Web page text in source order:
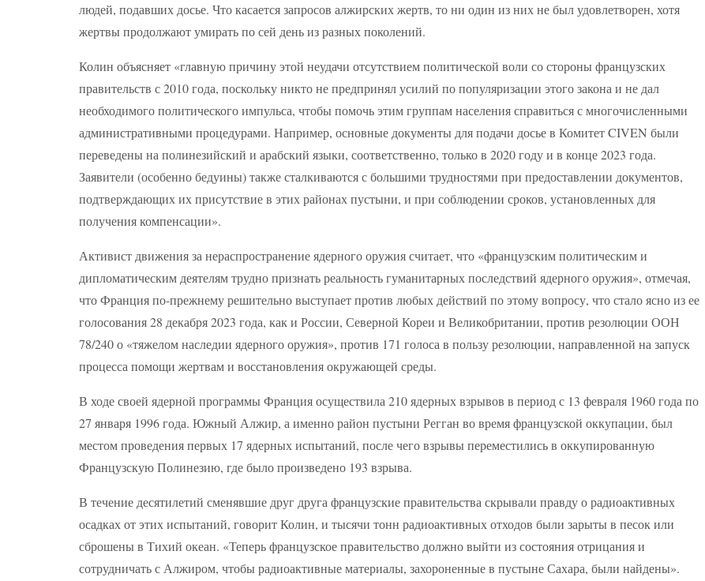
людей, подавших досье. Что касается запросов алжирских жертв, то ни один из них не был удовлетворен, хотя
жертвы продолжают умирать по сей день из разных поколений.
Колин объясняет «главную причину этой неудачи отсутствием политической воли со стороны французских
правительств с 2010 года, поскольку никто не предпринял усилий по популяризации этого закона и не дал
необходимого политического импульса, чтобы помочь этим группам населения справиться с многочисленными
административными процедурами. Например, основные документы для подачи досье в Комитет CIVEN были
переведены на полинезийский и арабский языки, соответственно, только в 2020 году и в конце 2023 года.
Заявители (особенно бедуины) также сталкиваются с большими трудностями при предоставлении документов,
подтверждающих их присутствие в этих районах пустыни, и при соблюдении сроков, установленных для
получения компенсации».
Активист движения за нераспространение ядерного оружия считает, что «французским политическим и
дипломатическим деятелям трудно признать реальность гуманитарных последствий ядерного оружия», отмечая,
что Франция по-прежнему решительно выступает против любых действий по этому вопросу, что стало ясно из ее
голосования 28 декабря 2023 года, как и России, Северной Кореи и Великобритании, против резолюции ООН
78/240 о «тяжелом наследии ядерного оружия», против 171 голоса в пользу резолюции, направленной на запуск
процесса помощи жертвам и восстановления окружающей среды.
В ходе своей ядерной программы Франция осуществила 210 ядерных взрывов в период с 13 февраля 1960 года по
27 января 1996 года. Южный Алжир, а именно район пустыни Регган во время французской оккупации, был
местом проведения первых 17 ядерных испытаний, после чего взрывы переместились в оккупированную
Французскую Полинезию, где было произведено 193 взрыва.
В течение десятилетий сменявшие друг друга французские правительства скрывали правду о радиоактивных
осадках от этих испытаний, говорит Колин, и тысячи тонн радиоактивных отходов были зарыты в песок или
сброшены в Тихий океан. «Теперь французское правительство должно выйти из состояния отрицания и
сотрудничать с Алжиром, чтобы радиоактивные материалы, захороненные в пустыне Сахара, были найдены».